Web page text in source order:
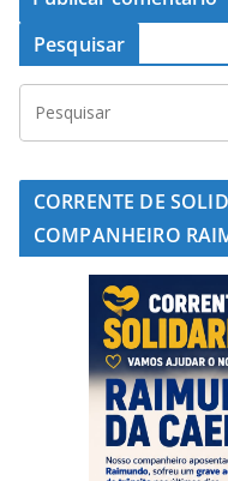
Pesquisar
CORRENTE DE
COMPANHEIRO